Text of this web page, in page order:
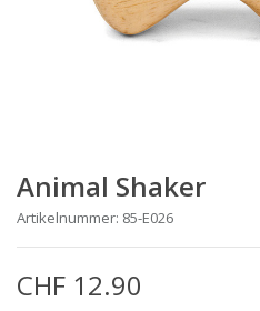
Animal Shaker
Artikelnummer: 85-E026
CHF 12.90